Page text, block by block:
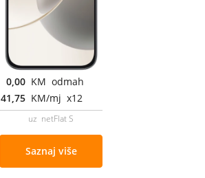
0,00 KM odmah
41,75 KM/mj x12
uz netFlat S
Saznaj više